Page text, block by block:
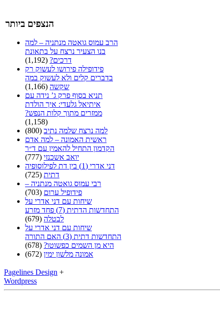
הנצפים ביותר
הרב עמוס גואטה מנתניה – למה
בנו הצעיר נרצח על בתאונת
דרכים? (1,192)
פידופילה פירושו לעשוק רק
בדברים קלים ולא לעשוק במה
שקשה (1,166)
תניא בסוף פרק ג’ נידה עם
איתיאל גלעדי: איך הולדת
ממזרים מתוך קלות הנפש?
(1,158)
למה נרצח שלמה נתיב (800)
ראשית האמונה – למה אדם
הקדמון התחיל להאמין עם ד״ר
יואב אשכנזי (777)
דני אדרי (1) בין דת לפילוסופיה
דתית (725)
רבי עמוס גואטה מנתניה –
פידופיל ערום (703)
שיחות עם דני אדרי על
התחדשות הדתית (7) פחד מזרע
לבטלה (679)
שיחות עם דני אדרי על
התחדשות דתית (3) האם התורה
היא מן השמים כפשוטו? (678)
אמונה מלשון ימין (672)
Pagelines Design +
Wordpress